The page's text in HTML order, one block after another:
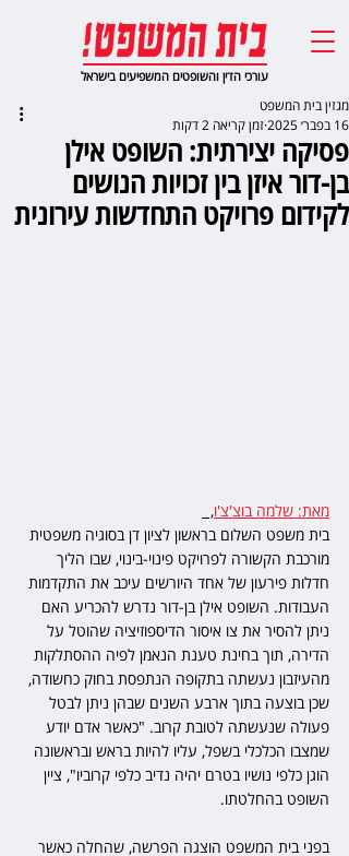
עורכי הדין והשופטים המשפיעים בישראל
פסיקה יצירתית: השופט אילן
בן-דור איזן בין זכויות הנושים
לקידום פרויקט התחדשות עירונית
מגזין בית המשפט
16 בפבר׳ 2025
זמן קריאה 2 דקות
מאת: שלמה בוצ'צ'ו,
בית משפט השלום בראשון לציון דן בסוגיה משפטית
מורכבת הקשורה לפרויקט פינוי-בינוי, שבו הליך
חדלות פירעון של אחד היורשים עיכב את התקדמות
העבודות. השופט אילן בן-דור נדרש להכריע האם
ניתן להסיר את צו איסור הדיספוזיציה שהוטל על
הדירה, תוך בחינת טענת הנאמן לפיה ההסתלקות
מהעיזבון נעשתה בתקופה הנתפסת בחוק כחשודה,
שכן בוצעה בתוך ארבע השנים שבהן ניתן לבטל
פעולה שנעשתה לטובת קרוב. "כאשר אדם יודע
שמצבו הכלכלי בשפל, עליו להיות בראש ובראשונה
הוגן כלפי נושיו בטרם יהיה נדיב כלפי קרוביו", ציין
השופט בהחלטתו.
בפני בית המשפט הוצגה הפרשה, שהחלה כאשר